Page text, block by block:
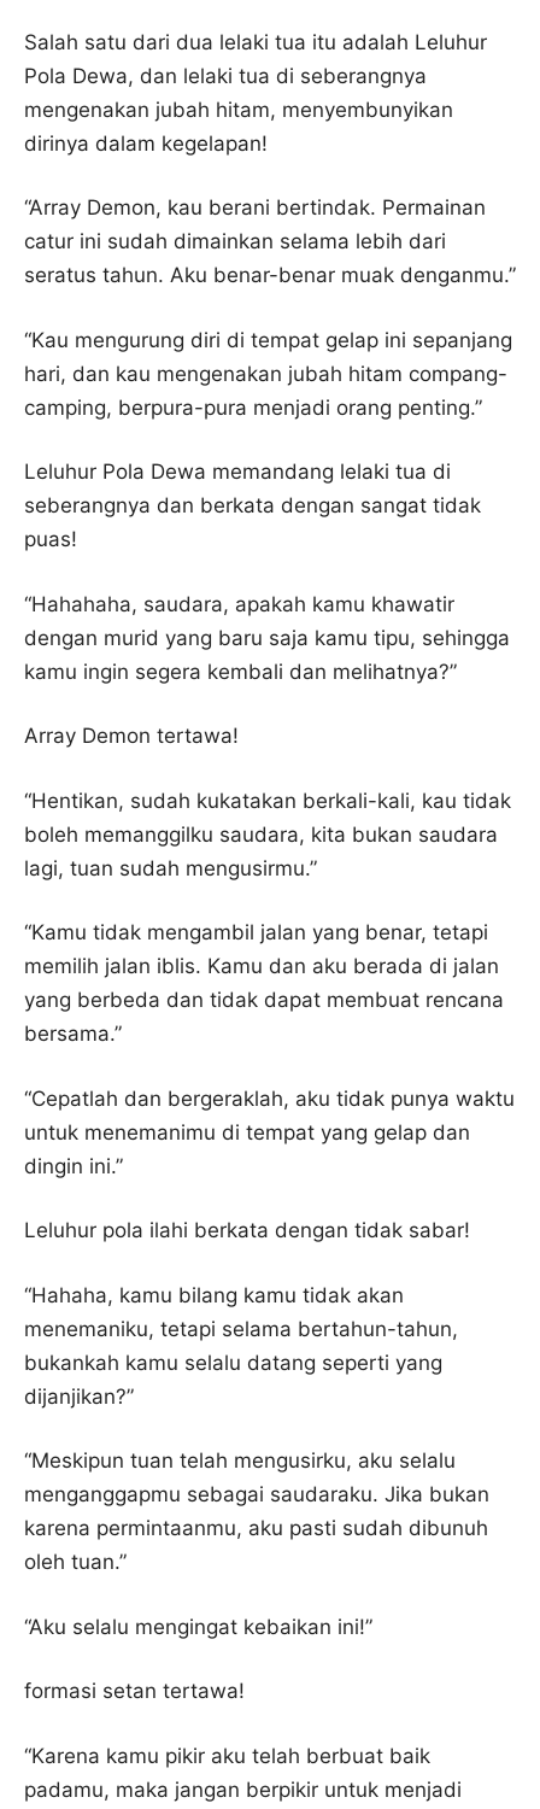
Salah satu dari dua lelaki tua itu adalah Leluhur
Pola Dewa, dan lelaki tua di seberangnya
mengenakan jubah hitam, menyembunyikan
dirinya dalam kegelapan!
“Array Demon, kau berani bertindak. Permainan
catur ini sudah dimainkan selama lebih dari
seratus tahun. Aku benar-benar muak denganmu.”
“Kau mengurung diri di tempat gelap ini sepanjang
hari, dan kau mengenakan jubah hitam compang-
camping, berpura-pura menjadi orang penting.”
Leluhur Pola Dewa memandang lelaki tua di
seberangnya dan berkata dengan sangat tidak
puas!
“Hahahaha, saudara, apakah kamu khawatir
dengan murid yang baru saja kamu tipu, sehingga
kamu ingin segera kembali dan melihatnya?”
Array Demon tertawa!
“Hentikan, sudah kukatakan berkali-kali, kau tidak
boleh memanggilku saudara, kita bukan saudara
lagi, tuan sudah mengusirmu.”
“Kamu tidak mengambil jalan yang benar, tetapi
memilih jalan iblis. Kamu dan aku berada di jalan
yang berbeda dan tidak dapat membuat rencana
bersama.”
“Cepatlah dan bergeraklah, aku tidak punya waktu
untuk menemanimu di tempat yang gelap dan
dingin ini.”
Leluhur pola ilahi berkata dengan tidak sabar!
“Hahaha, kamu bilang kamu tidak akan
menemaniku, tetapi selama bertahun-tahun,
bukankah kamu selalu datang seperti yang
dijanjikan?”
“Meskipun tuan telah mengusirku, aku selalu
menganggapmu sebagai saudaraku. Jika bukan
karena permintaanmu, aku pasti sudah dibunuh
oleh tuan.”
“Aku selalu mengingat kebaikan ini!”
formasi setan tertawa!
“Karena kamu pikir aku telah berbuat baik
padamu, maka jangan berpikir untuk menjadi